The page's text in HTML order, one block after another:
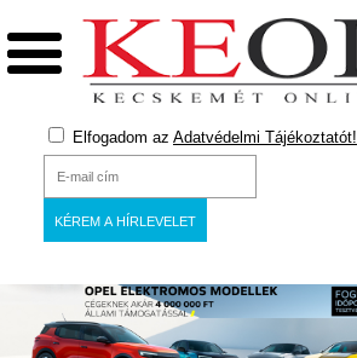
Elfogadom az Adatvédelmi Tájékoztatót!